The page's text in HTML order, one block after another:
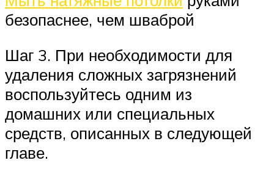
безопаснее, чем шваброй
Шаг 3. При необходимости для
удаления сложных загрязнений
воспользуйтесь одним из
домашних или специальных
средств, описанных в следующей
главе.